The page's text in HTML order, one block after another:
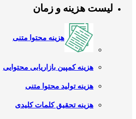
لیست هزینه و زمان
هزینه محتوا متنی
هزینه کمپین بازاریابی محتوایی
هزینه تولید محتوا متنی
هزینه تحقیق کلمات کلیدی